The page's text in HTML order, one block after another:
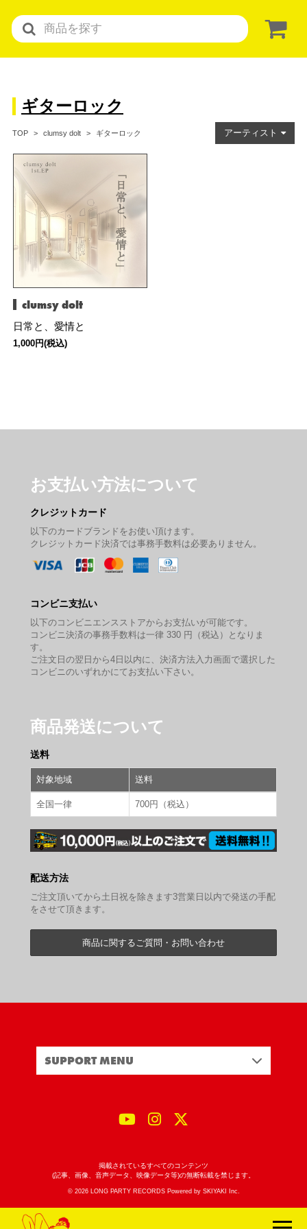
ギターロック
TOP clumsy dolt ギターロック アーティスト
clumsy dolt
日常と、愛情と
1,000円(税込)
お支払い方法について
クレジットカード
以下のカードブランドをお使い頂けます。
クレジットカード決済では事務手数料は必要ありません。
コンビニ支払い
以下のコンビニエンスストアからお支払いが可能です。
コンビニ決済の事務手数料は一律 330 円（税込）となりま
す。
ご注文日の翌日から4日以内に、決済方法入力画面で選択した
コンビニのいずれかにてお支払い下さい。
商品発送について
送料
対象地域 送料
全国一律 700円（税込）
配送方法
ご注文頂いてから土日祝を除きます3営業日以内で発送の手配
をさせて頂きます。
商品に関するご質問・お問い合わせ
SUPPORT MENU
掲載されているすべてのコンテンツ
(記事、画像、音声データ、映像データ等)の無断転載を禁じます。
© 2026 LONG PARTY RECORDS Powered by SKIYAKI Inc.